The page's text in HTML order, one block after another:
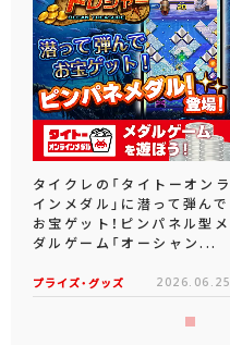
タイクレの「タイトーオンラ
インメダル」に潜って弾んで
お宝ゲット！ピンパネル型メ
ダルゲーム「オーシャン...
プライズ・グッズ 2026.06.25